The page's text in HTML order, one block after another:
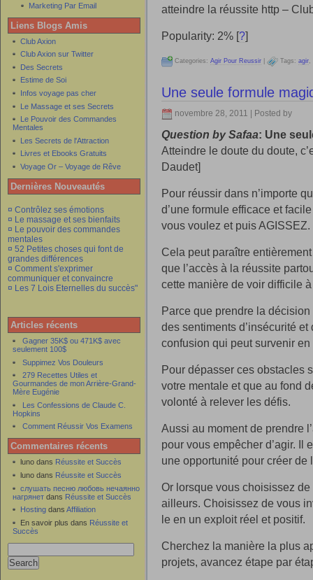
Marketing Par Email
Liens Blogs Amis
Club Axion
Club Axion sur Twitter
Des Secrets
Estime de Soi
Infos voyage pas cher
Le Massage et ses Secrets
Le Pouvoir des Commandes
Mentales
Les Secrets de l'Attraction
Livres et Ebooks Gratuits
Voyage Or – Voyage de Rêve
Dernières Nouveautés
¤ Contrôlez ses émotions
¤ Le massage et ses bienfaits
¤ Le pouvoir des commandes
mentales
¤ 52 Petites choses qui font de
grandes différences
¤ Comment s'exprimer
communiquer et convaincre
¤ Les 7 Lois Eternelles du succès"
Articles récents
Gagner 35K$ ou 471K$ avec
seulement 100$
Suppimez Vos Douleurs
279 Recettes Utiles et
Gourmandes de mon Arrière-Grand-
Mère Eugénie
Les Confessions de Claude C.
Hopkins
Comment Réussir Vos Examens
Commentaires récents
luno dans Réussite et Succès
luno dans Réussite et Succès
слушать песню любовь нечаянно
нагрянет dans Réussite et Succès
Hosting dans Affiliation
En savoir plus dans Réussite et
Succès
atteindre la réussite http –
Popularity: 2% [?]
Categories: Agir Pour Reussir Tags: agir,
Une seule formule
novembre 28, 2011 | Posted by
Question by Safaa: Une
Atteindre le doute du doute,
Daudet]
Pour réussir dans n’importe
d’une formule efficace et
vous voulez et puis AGISSEZ.
Cela peut paraître
que l’accès à la réussite
cette manière de voir difficile
Parce que prendre la
des sentiments d’insécurité
confusion qui peut survenir
Pour dépasser ces obstacles
votre mentale et que au fond
volonté à relever les défis.
Aussi au moment de prendre
pour vous empêcher d’agir. Il
une opportunité pour créer
Or lorsque vous choisissez
ailleurs. Choisissez de vous
le en un exploit réel et positif.
Cherchez la manière la plus
projets, avancez étape par